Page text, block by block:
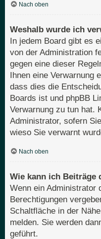
Nach oben
Weshalb wurde ich
In jedem Board gibt es
von der Administration
gegen eine dieser
Ihnen eine Verwarnung
dass dies die
Boards ist und phpBB
Verwarnung zu tun hat.
Administrator, sofern
wieso Sie verwarnt
Nach oben
Wie kann ich Beiträge
Wenn ein Administrator
Berechtigungen
Schaltfläche in der
melden. Sie werden
geführt.